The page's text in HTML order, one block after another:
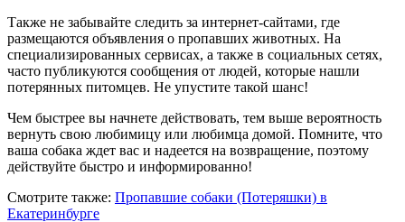
Также не забывайте следить за интернет-сайтами, где
размещаются объявления о пропавших животных. На
специализированных сервисах, а также в социальных сетях,
часто публикуются сообщения от людей, которые нашли
потерянных питомцев. Не упустите такой шанс!
Чем быстрее вы начнете действовать, тем выше вероятность
вернуть свою любимицу или любимца домой. Помните, что
ваша собака ждет вас и надеется на возвращение, поэтому
действуйте быстро и информированно!
Смотрите также: Пропавшие собаки (Потеряшки) в
Екатеринбурге